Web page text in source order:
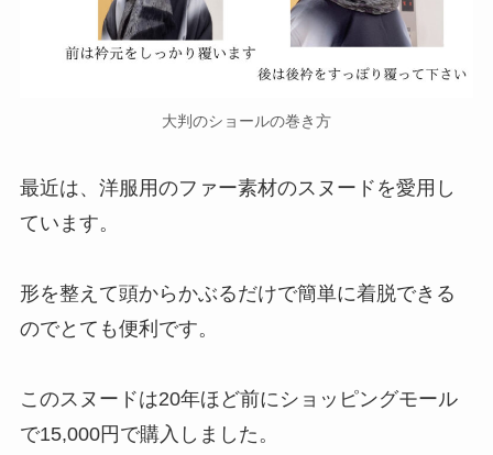
大判のショールの巻き方
最近は、洋服用のファー素材のスヌードを愛用し
ています。
形を整えて頭からかぶるだけで簡単に着脱できる
のでとても便利です。
このスヌードは20年ほど前にショッピングモール
で15,000円で購入しました。